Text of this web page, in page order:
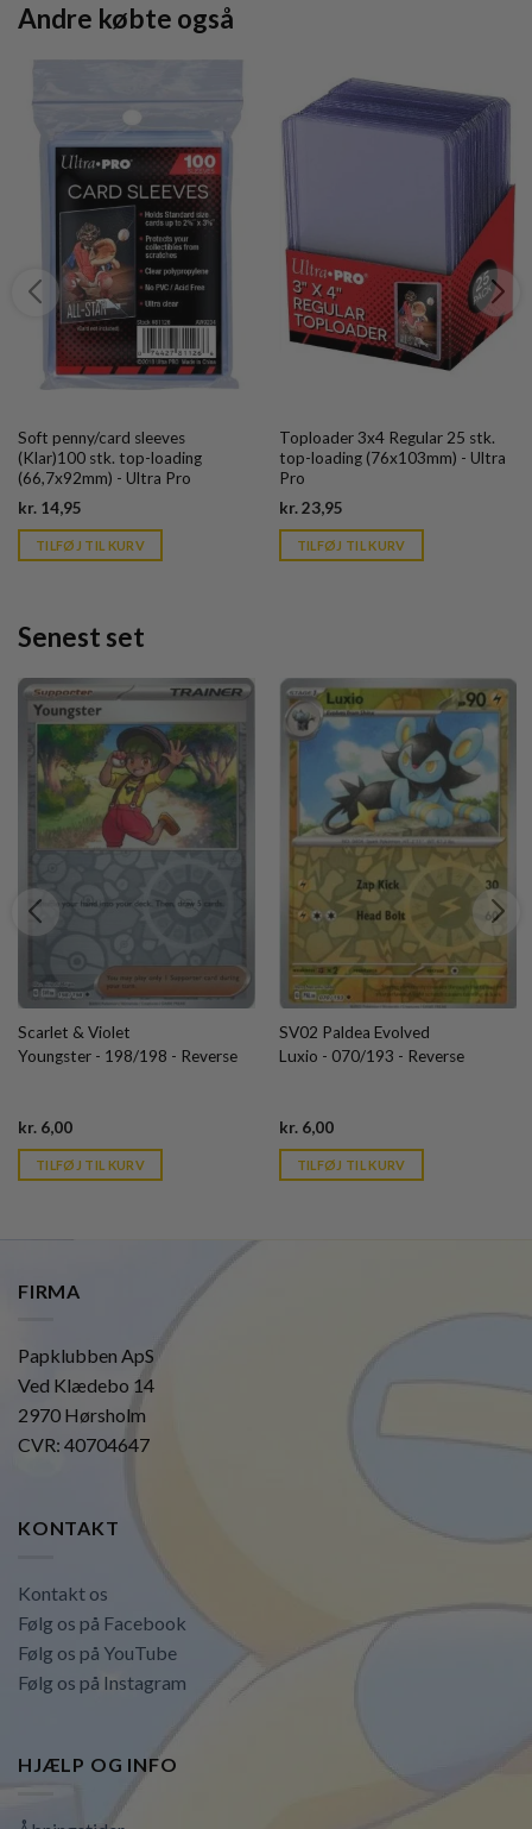
Andre købte også
Soft penny/card sleeves
(Klar)100 stk. top-loading
(66,7x92mm) - Ultra Pro
kr. 14,95
is:
kr. 39,95.
TILFØJ TIL KURV
Toploader 3x4 Regular 25 stk.
top-loading (76x103mm) - Ultra
Pro
kr.23,95Current
is:
kr. 39,95.
TILFØJ TIL KURV
Senest set
Scarlet & Violet
Youngster - 198/198 - Reverse
kr. 6,00Current
is:
kr. 39,95.
TILFØJ TIL KURV
SV02 Paldea Evolved
Luxio - 070/193 - Reverse
kr.6,00Current
is:
kr. 39,95.
TILFØJ TIL KURV
FIRMA
Papklubben ApS
Ved Klædebo 14
2970 Hørsholm
CVR: 40704647
KONTAKT
Kontakt os
Følg os på Facebook
Følg os på YouTube
Følg os på Instagram
HJÆLP OG INFO